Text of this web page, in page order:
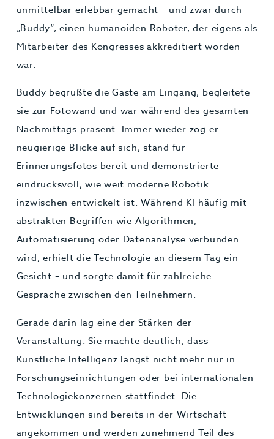
unmittelbar erlebbar gemacht – und zwar durch
„Buddy“, einen humanoiden Roboter, der eigens als
Mitarbeiter des Kongresses akkreditiert worden
war.
Buddy begrüßte die Gäste am Eingang, begleitete
sie zur Fotowand und war während des gesamten
Nachmittags präsent. Immer wieder zog er
neugierige Blicke auf sich, stand für
Erinnerungsfotos bereit und demonstrierte
eindrucksvoll, wie weit moderne Robotik
inzwischen entwickelt ist. Während KI häufig mit
abstrakten Begriffen wie Algorithmen,
Automatisierung oder Datenanalyse verbunden
wird, erhielt die Technologie an diesem Tag ein
Gesicht – und sorgte damit für zahlreiche
Gespräche zwischen den Teilnehmern.
Gerade darin lag eine der Stärken der
Veranstaltung: Sie machte deutlich, dass
Künstliche Intelligenz längst nicht mehr nur in
Forschungseinrichtungen oder bei internationalen
Technologiekonzernen stattfindet. Die
Entwicklungen sind bereits in der Wirtschaft
angekommen und werden zunehmend Teil des